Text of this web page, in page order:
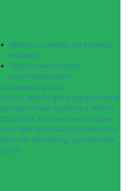
Краски и эмали на водной
основе
Краски на основе
растворителя
краски
и эмали для радиаторов
краски и эмали
пигменты, колеры
для дорожной разметки
по металлу и ржавчине